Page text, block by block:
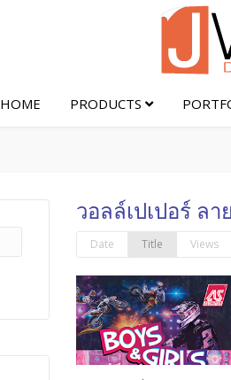
HOME PRODUCTS
วอลล์เปเปอร์ ล
Date Title Views